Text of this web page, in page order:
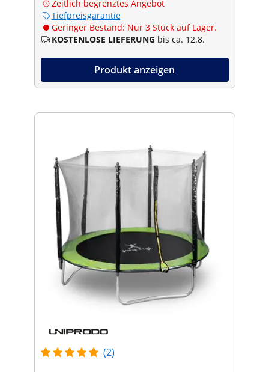
Zeitlich begrenztes Angebot
Tiefpreisgarantie
Geringer Bestand: Nur 3 Stück auf Lager.
KOSTENLOSE LIEFERUNG bis ca. 12.8.
Produkt anzeigen
(2)